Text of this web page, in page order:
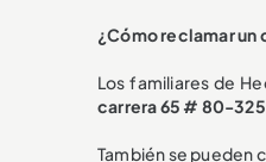
¿Cómo reclamar un
Los familiares de
carrera 65 # 80-
También se pueden